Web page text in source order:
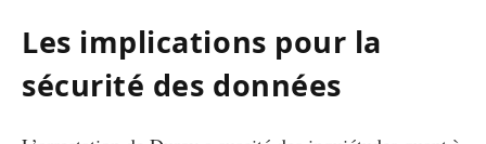
Les implications pour la
sécurité des données